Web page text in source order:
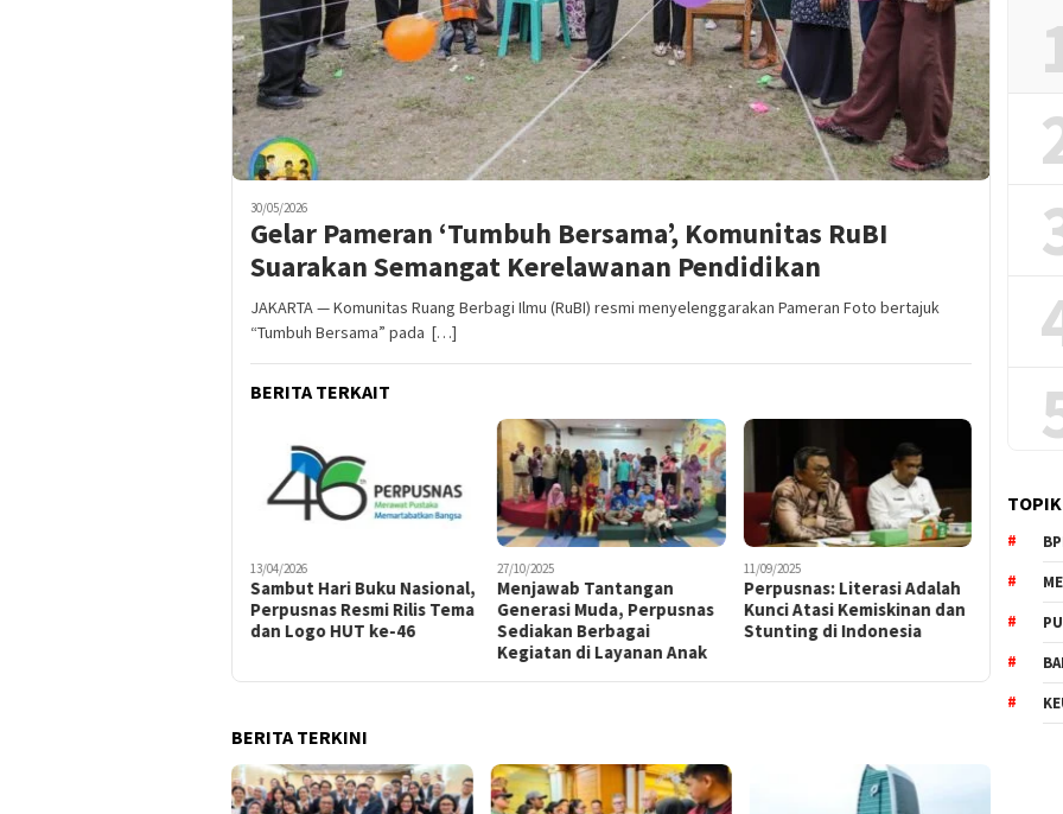
30/05/2026
Gelar Pameran ‘Tumbuh Bersama’, Komunitas RuBI
Suarakan Semangat Kerelawanan Pendidikan
JAKARTA — Komunitas Ruang Berbagi Ilmu (RuBI) resmi menyelenggarakan Pameran Foto bertajuk
“Tumbuh Bersama” pada […]
BERITA TERKAIT
13/04/2026
Sambut Hari Buku Nasional,
Perpusnas Resmi Rilis Tema
dan Logo HUT ke-46
27/10/2025
Menjawab Tantangan
Generasi Muda, Perpusnas
Sediakan Berbagai
Kegiatan di Layanan Anak
11/09/2025
Perpusnas: Literasi Adalah
Kunci Atasi Kemiskinan dan
Stunting di Indonesia
BERITA TERKINI